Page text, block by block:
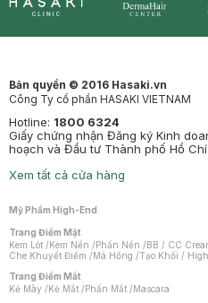
Bản quyền © 2016 Hasaki.vn
Công Ty cổ phần HASAKI VIETNAM
Hotline: 1800 6324
Giấy chứng nhận Đăng ký Kinh
hoạch và Đầu tư Thành phố Hồ
Xem tất cả cửa hàng
Mỹ Phẩm High-End
Trang Điểm Mặt
Kem Lót /Kem Nền /Phấn Nền /BB / CC
Che Khuyết Điểm /Má Hồng /Tạo Khối /
Trang Điểm Mắt
Kẻ Mày /Kẻ Mắt /Phấn Mắt /Mascara